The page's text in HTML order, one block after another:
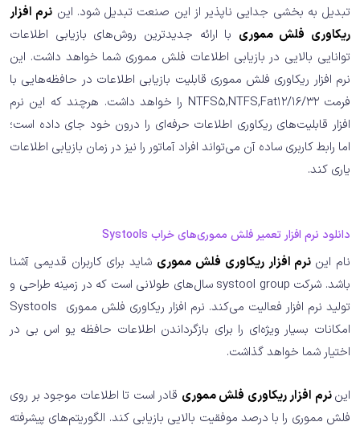
تبدیل به بخشی جدایی ناپذیر از این صنعت تبدیل شود. این نرم افزار
ریکاوری فلش مموری با ارائه جدیدترین روش‌های بازیابی اطلاعات
توانایی بالایی در بازیابی اطلاعات فلش مموری شما خواهد داشت. این
نرم افزار ریکاوری فلش مموری قابلیت بازیابی اطلاعات در حافظه‌هایی با
فرمت NTFS5,NTFS,Fat12/16/32 را خواهد داشت. هرچند که این نرم
افزار قابلیت‌های ریکاوری اطلاعات حرفه‌ای را درون خود جای داده است؛
اما رابط کاربری ساده آن می‌تواند افراد آماتور را نیز در زمان بازیابی اطلاعات
یاری کند.
دانلود نرم افزار تعمیر فلش مموری‌های خراب Systools
نام این نرم افزار ریکاوری فلش مموری شاید برای کاربران قدیمی آشنا
باشد. شرکت systool group سال‌های طولانی است که در زمینه طراحی و
تولید نرم افزار فعالیت می‌کند. نرم افزار ریکاوری فلش مموری Systools
امکانات بسیار ویژه‌ای را برای بازگرداندن اطلاعات حافظه یو اس بی در
اختیار شما خواهد گذاشت.
ایننرم افزار ریکاوری فلش مموری قادر است تا اطلاعات موجود بر روی
فلش مموری را با درصد موفقیت بالایی بازیابی کند. الگوریتم‌های پیشرفته